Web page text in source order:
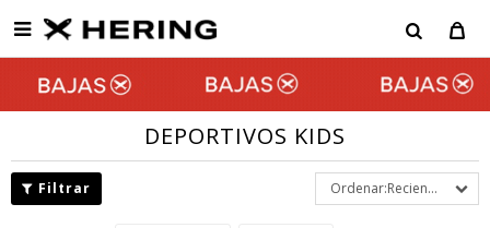

DEPORTIVOS KIDS
Recientes